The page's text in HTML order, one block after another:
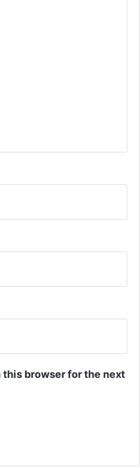
browser for the next